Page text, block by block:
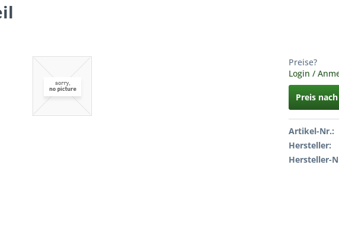
Preise?
Login /
Preis
Artikel-Nr.:
Hersteller:
Hersteller-